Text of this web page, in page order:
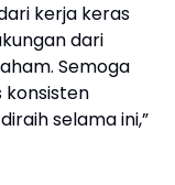
kerja keras
dari
Semoga
konsisten
selama ini,”